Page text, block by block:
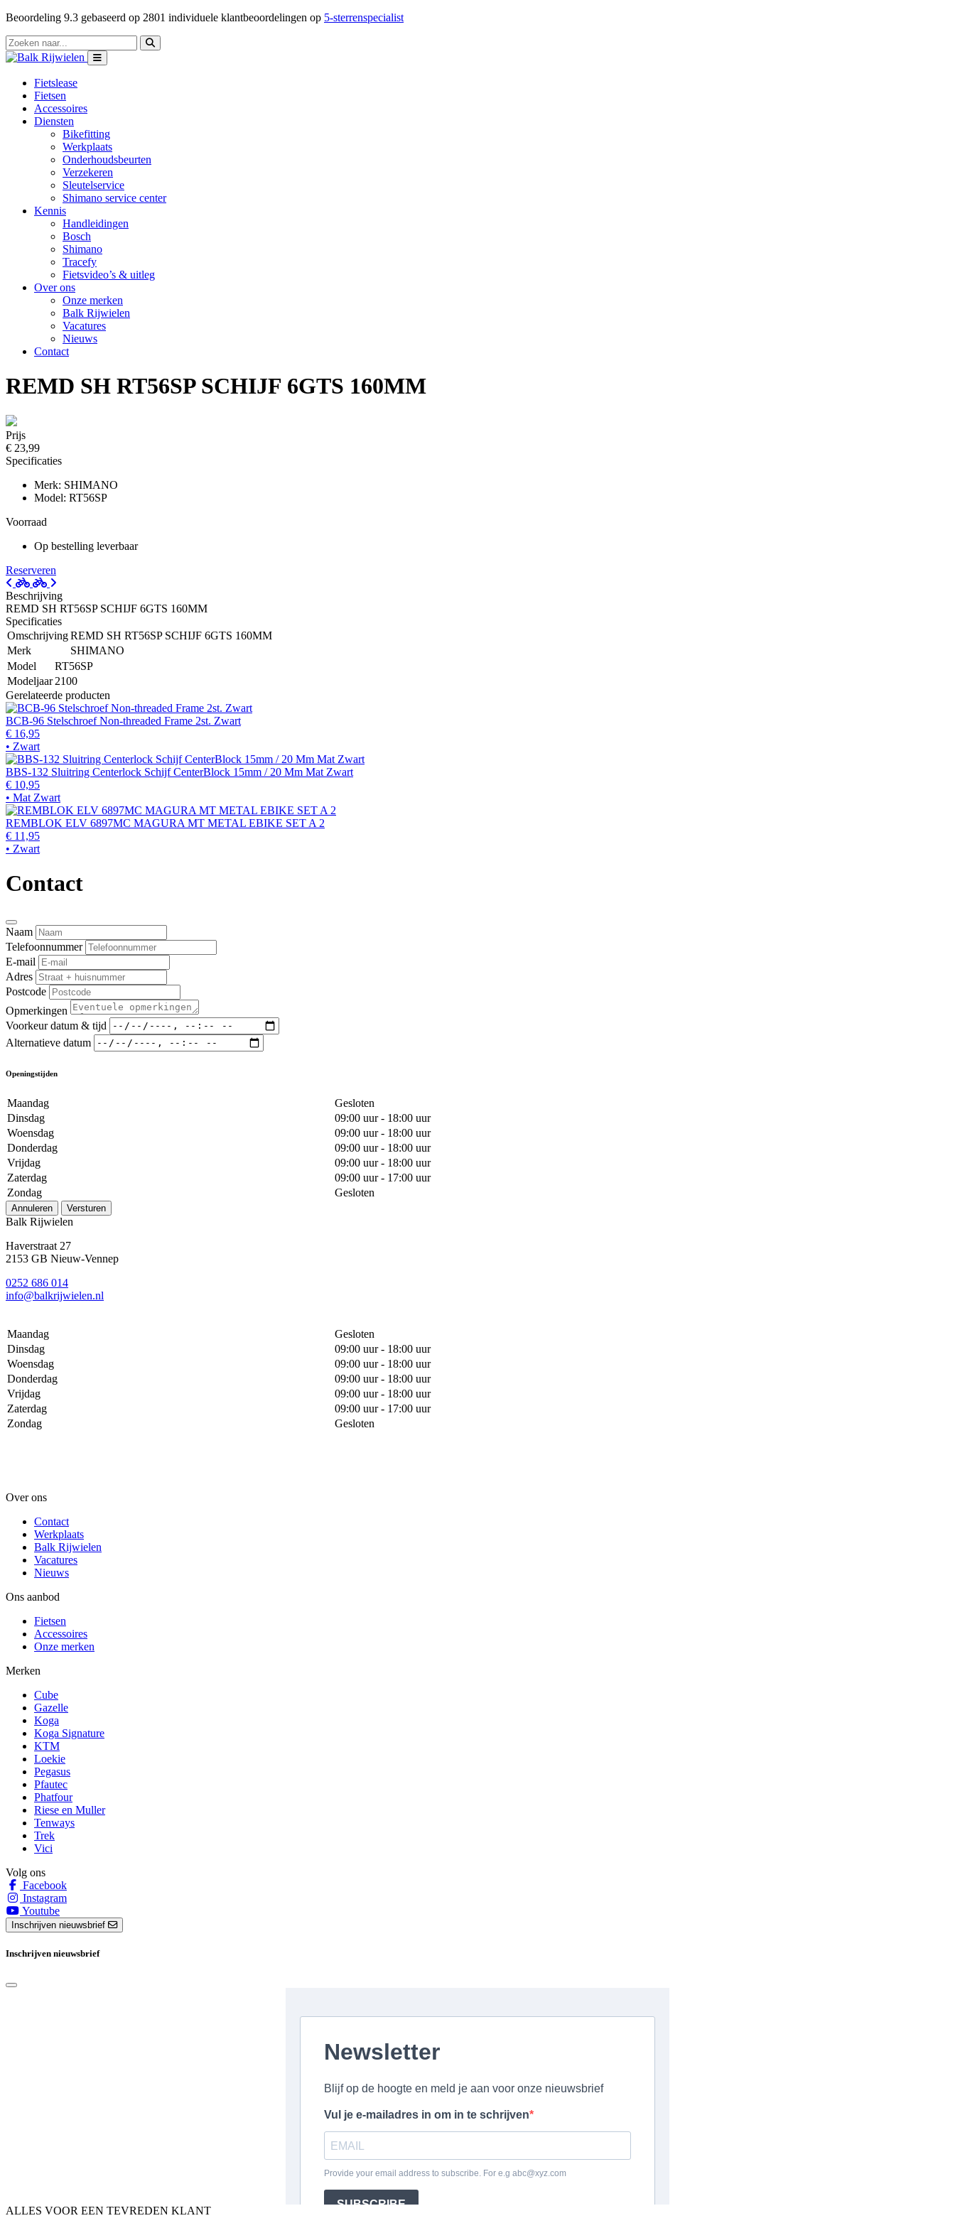
Beoordeling 9.3 gebaseerd op 2801 individuele klantbeoordelingen op 5-sterrenspecialist
Fietslease
Fietsen
Accessoires
Diensten
Bikefitting
Werkplaats
Onderhoudsbeurten
Verzekeren
Sleutelservice
Shimano service center
Kennis
Handleidingen
Bosch
Shimano
Tracefy
Fietsvideo’s & uitleg
Over ons
Onze merken
Balk Rijwielen
Vacatures
Nieuws
Contact
REMD SH RT56SP SCHIJF 6GTS 160MM
Prijs
€ 23,99
Specificaties
Merk: SHIMANO
Model: RT56SP
Voorraad
Op bestelling leverbaar
Reserveren
Beschrijving
REMD SH RT56SP SCHIJF 6GTS 160MM
Specificaties
OmschrijvingREMD SH RT56SP SCHIJF 6GTS 160MM
Merk
SHIMANO
Model
RT56SP
Modeljaar 2100
Gerelateerde producten
BCB-96 Stelschroef Non-threaded Frame 2st. Zwart
€ 16,95
• Zwart
BBS-132 Sluitring Centerlock Schijf CenterBlock 15mm / 20 Mm Mat Zwart
€ 10,95
• Mat Zwart
REMBLOK ELV 6897MC MAGURA MT METAL EBIKE SET A 2
€ 11,95
• Zwart
Contact
Naam
Telefoonnummer
E-mail
Adres
Postcode
Opmerkingen
Voorkeur datum & tijd
Alternatieve datum
Openingstijden
Maandag
Gesloten
Dinsdag
09:00 uur - 18:00 uur
Woensdag
09:00 uur - 18:00 uur
Donderdag
09:00 uur - 18:00 uur
Vrijdag
09:00 uur - 18:00 uur
Zaterdag
09:00 uur - 17:00 uur
Zondag
Gesloten
Annuleren Versturen
Balk Rijwielen
Haverstraat 27
2153 GB Nieuw-Vennep
0252 686 014
info@balkrijwielen.nl
Maandag
Gesloten
Dinsdag
09:00 uur - 18:00 uur
Woensdag
09:00 uur - 18:00 uur
Donderdag
09:00 uur - 18:00 uur
Vrijdag
09:00 uur - 18:00 uur
Zaterdag
09:00 uur - 17:00 uur
Zondag
Gesloten
Over ons
Contact
Werkplaats
Balk Rijwielen
Vacatures
Nieuws
Ons aanbod
Fietsen
Accessoires
Onze merken
Merken
Cube
Gazelle
Koga
Koga Signature
KTM
Loekie
Pegasus
Pfautec
Phatfour
Riese en Muller
Tenways
Trek
Vici
Volg ons
Facebook
Instagram
Youtube
Inschrijven nieuwsbrief
Inschrijven nieuwsbrief
ALLES VOOR EEN TEVREDEN KLANT